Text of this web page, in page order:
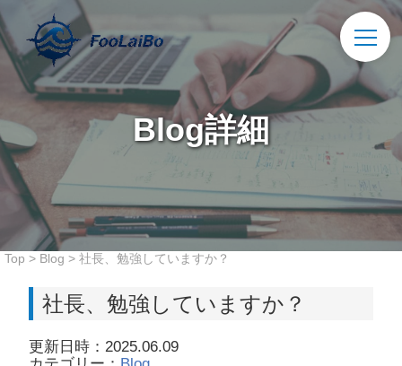
Top > Blog > 社長、勉強していますか？
Blog詳細
社長、勉強していますか？
更新日時：2025.06.09